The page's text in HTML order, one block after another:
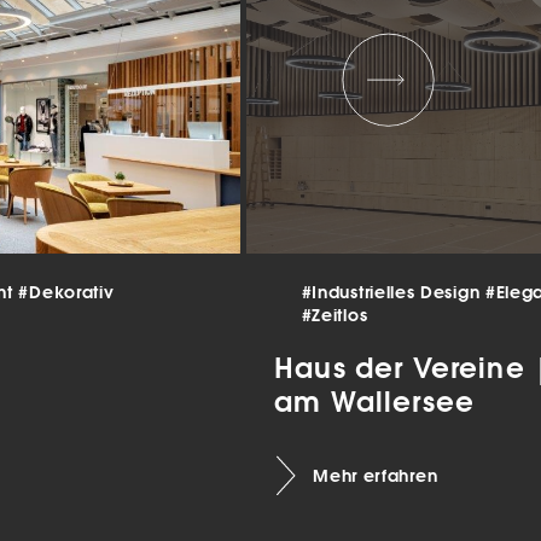
#Dekorativ
#Industrielles Design
#Zeitlos
Haus der
am Wallersee
Mehr erfahren
.
Zurück